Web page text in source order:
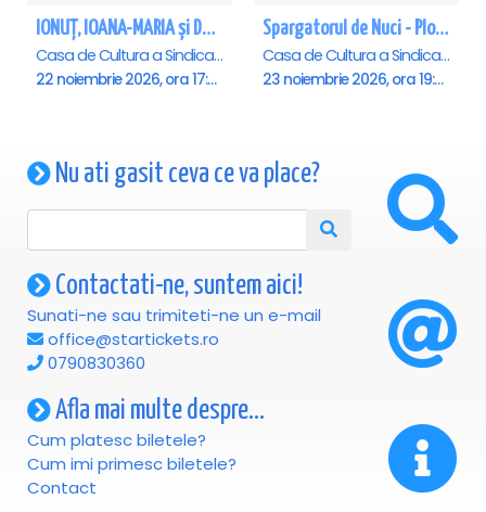
IONUȚ, IOANA-MARIA și DOINIȚA DOLĂNESCU -NU UITA CĂ EȘTI ROMÂN - Ploiesti
Casa de Cultura a Sindicatelor , Ploiesti
22 noiembrie 2026, ora 17:30
Spargatorul de Nuci - Ploiesti
Casa de Cultura a Sindicatelor , Ploiesti
23 noiembrie 2026, ora 19:00
Nu ati gasit ceva ce va place?
Contactati-ne, suntem aici!
Sunati-ne sau trimiteti-ne un e-mail
office@startickets.ro
0790830360
Afla mai multe despre...
Cum platesc biletele?
Cum imi primesc biletele?
Contact